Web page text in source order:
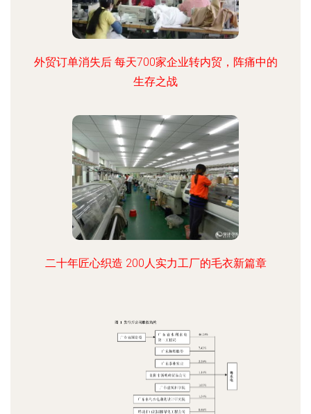
外贸订单消失后 每天700家企业转内贸，阵痛中的
生存之战
二十年匠心织造 200人实力工厂的毛衣新篇章